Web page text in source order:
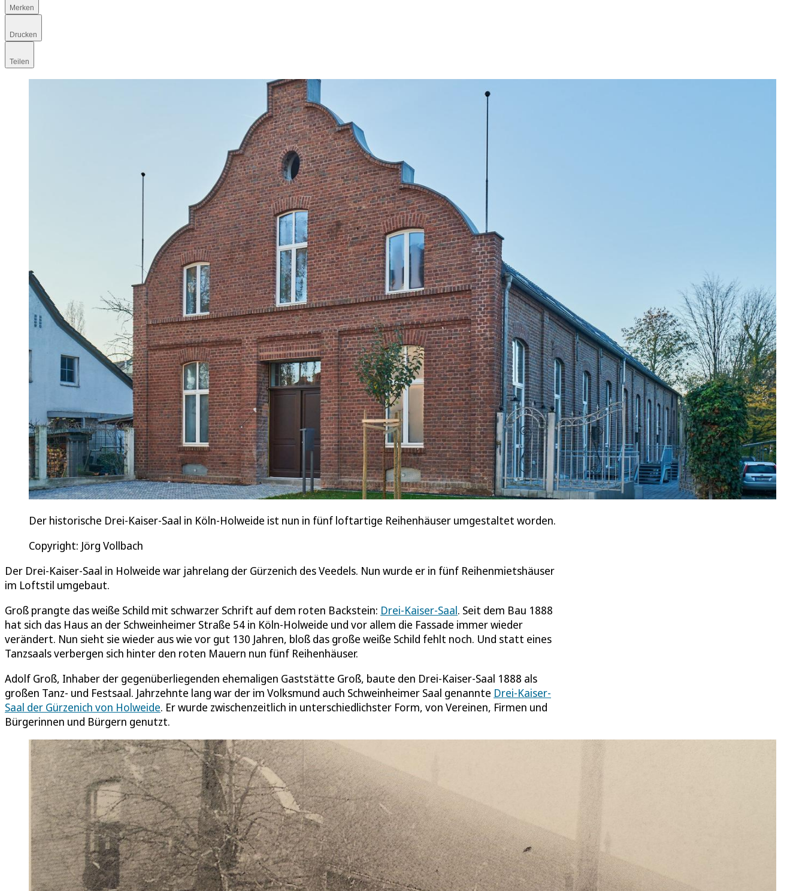
Merken
Drucken
Teilen
Der historische Drei-Kaiser-Saal in Köln-Holweide ist nun in fünf loftartige Reihenhäuser umgestaltet worden.
Copyright: Jörg Vollbach
Der Drei-Kaiser-Saal in Holweide war jahrelang der Gürzenich des Veedels. Nun wurde er in fünf Reihenmietshäuser
im Loftstil umgebaut.
Groß prangte das weiße Schild mit schwarzer Schrift auf dem roten Backstein: Drei-Kaiser-Saal. Seit dem Bau 1888
hat sich das Haus an der Schweinheimer Straße 54 in Köln-Holweide und vor allem die Fassade immer wieder
verändert. Nun sieht sie wieder aus wie vor gut 130 Jahren, bloß das große weiße Schild fehlt noch. Und statt eines
Tanzsaals verbergen sich hinter den roten Mauern nun fünf Reihenhäuser.
Adolf Groß, Inhaber der gegenüberliegenden ehemaligen Gaststätte Groß, baute den Drei-Kaiser-Saal 1888 als
großen Tanz- und Festsaal. Jahrzehnte lang war der im Volksmund auch Schweinheimer Saal genannte Drei-Kaiser-
Saal der Gürzenich von Holweide. Er wurde zwischenzeitlich in unterschiedlichster Form, von Vereinen, Firmen und
Bürgerinnen und Bürgern genutzt.